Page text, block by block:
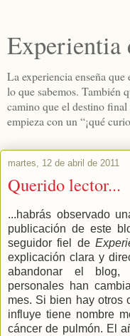
Experientia
La experiencia enseña
lo que sabemos. También
camino que el destino
empieza con un “¡qué
martes, 12 de abril de 2011
Querido lector...
...habrás observado
publicación de este
seguidor fiel de
explicación clara y
abandonar el blog,
personales han
mes. Si bien hay otros
influye tiene nombre
cáncer de pulmón. El